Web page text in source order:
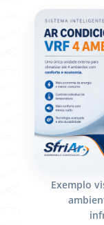
Exemplo